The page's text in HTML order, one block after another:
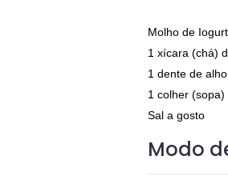
Molho de
1 xícara (chá)
1 dente de
1 colher
Sal a gosto
Modo